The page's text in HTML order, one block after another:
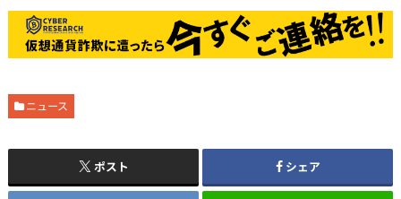
ニュース
ポスト シェア